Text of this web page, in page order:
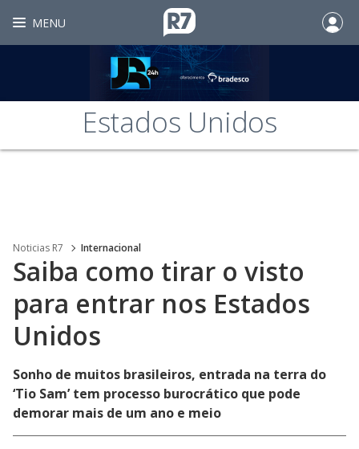
MENU
Estados Unidos
Noticias R7 Internacional
Saiba como tirar o visto
para entrar nos Estados
Unidos
Sonho de muitos brasileiros, entrada na terra do
‘Tio Sam’ tem processo burocrático que pode
demorar mais de um ano e meio